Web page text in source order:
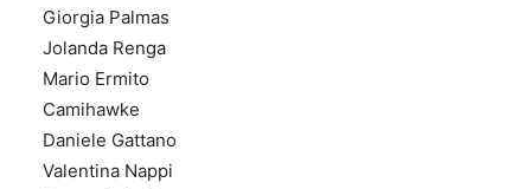
Giorgia Palmas
Jolanda Renga
Mario Ermito
Camihawke
Daniele Gattano
Valentina Nappi